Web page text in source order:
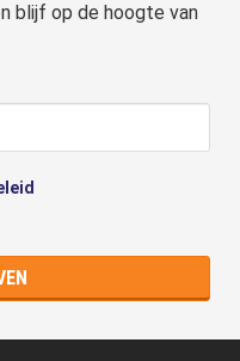
blijf op de hoogte van